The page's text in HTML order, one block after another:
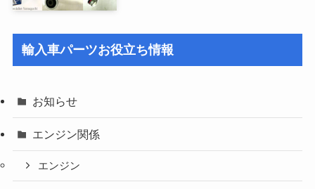
輸入車パーツお役立ち情報
お知らせ
エンジン関係
エンジン